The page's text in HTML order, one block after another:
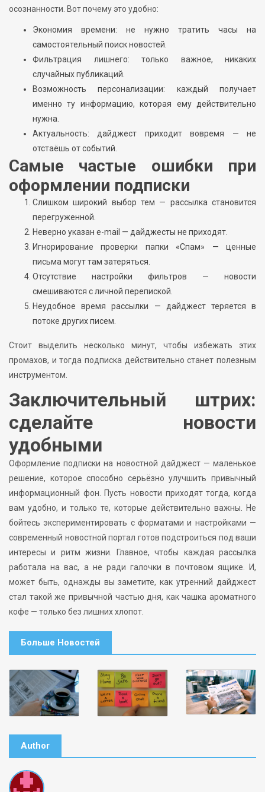
осознанности. Вот почему это удобно:
Экономия времени: не нужно тратить часы на
самостоятельный поиск новостей.
Фильтрация лишнего: только важное, никаких
случайных публикаций.
Возможность персонализации: каждый получает
именно ту информацию, которая ему действительно
нужна.
Актуальность: дайджест приходит вовремя — не
отстаёшь от событий.
Самые частые ошибки при
оформлении подписки
Слишком широкий выбор тем — рассылка становится
перегруженной.
Неверно указан e-mail — дайджесты не приходят.
Игнорирование проверки папки «Спам» — ценные
письма могут там затеряться.
Отсутствие настройки фильтров — новости
смешиваются с личной перепиской.
Неудобное время рассылки — дайджест теряется в
потоке других писем.
Стоит выделить несколько минут, чтобы избежать этих
промахов, и тогда подписка действительно станет полезным
инструментом.
Заключительный штрих:
сделайте новости
удобными
Оформление подписки на новостной дайджест — маленькое
решение, которое способно серьёзно улучшить привычный
информационный фон. Пусть новости приходят тогда, когда
вам удобно, и только те, которые действительно важны. Не
бойтесь экспериментировать с форматами и настройками —
современный новостной портал готов подстроиться под ваши
интересы и ритм жизни. Главное, чтобы каждая рассылка
работала на вас, а не ради галочки в почтовом ящике. И,
может быть, однажды вы заметите, как утренний дайджест
стал такой же привычной частью дня, как чашка ароматного
кофе — только без лишних хлопот.
Больше Новостей
Author